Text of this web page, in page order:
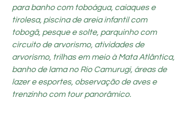
para banho com toboágua, caiaques e
tirolesa, piscina de areia infantil com
tobogã, pesque e solte, parquinho com
circuito de arvorismo, atividades de
arvorismo, trilhas em meio à Mata Atlântica,
banho de lama no Rio Camurugi, áreas de
lazer e esportes, observação de aves e
trenzinho com tour panorâmico.